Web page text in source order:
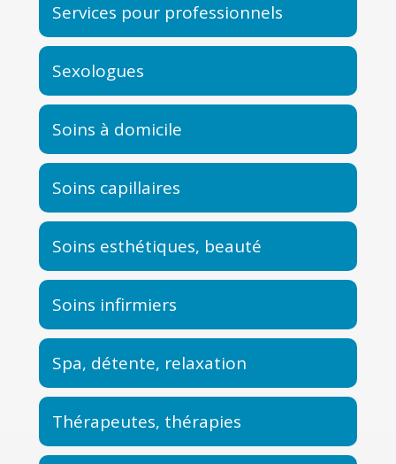
Services pour professionnels
Sexologues
Soins à domicile
Soins capillaires
Soins esthétiques, beauté
Soins infirmiers
Spa, détente, relaxation
Thérapeutes, thérapies